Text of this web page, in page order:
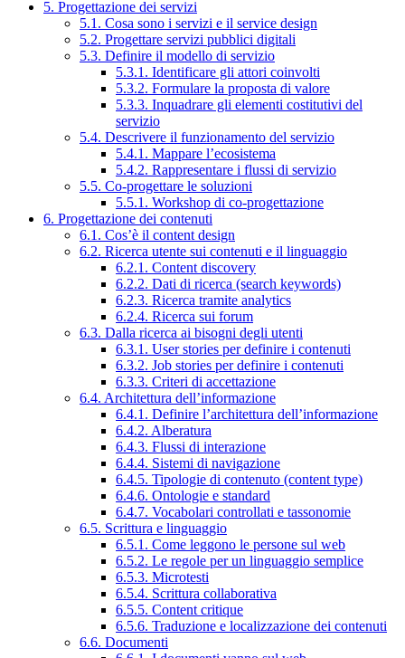
5. Progettazione dei servizi
5.1. Cosa sono i servizi e il service design
5.2. Progettare servizi pubblici digitali
5.3. Definire il modello di servizio
5.3.1. Identificare gli attori coinvolti
5.3.2. Formulare la proposta di valore
5.3.3. Inquadrare gli elementi costitutivi del
servizio
5.4. Descrivere il funzionamento del servizio
5.4.1. Mappare l’ecosistema
5.4.2. Rappresentare i flussi di servizio
5.5. Co-progettare le soluzioni
5.5.1. Workshop di co-progettazione
6. Progettazione dei contenuti
6.1. Cos’è il content design
6.2. Ricerca utente sui contenuti e il linguaggio
6.2.1. Content discovery
6.2.2. Dati di ricerca (search keywords)
6.2.3. Ricerca tramite analytics
6.2.4. Ricerca sui forum
6.3. Dalla ricerca ai bisogni degli utenti
6.3.1. User stories per definire i contenuti
6.3.2. Job stories per definire i contenuti
6.3.3. Criteri di accettazione
6.4. Architettura dell’informazione
6.4.1. Definire l’architettura dell’informazione
6.4.2. Alberatura
6.4.3. Flussi di interazione
6.4.4. Sistemi di navigazione
6.4.5. Tipologie di contenuto (content type)
6.4.6. Ontologie e standard
6.4.7. Vocabolari controllati e tassonomie
6.5. Scrittura e linguaggio
6.5.1. Come leggono le persone sul web
6.5.2. Le regole per un linguaggio semplice
6.5.3. Microtesti
6.5.4. Scrittura collaborativa
6.5.5. Content critique
6.5.6. Traduzione e localizzazione dei contenuti
6.6. Documenti